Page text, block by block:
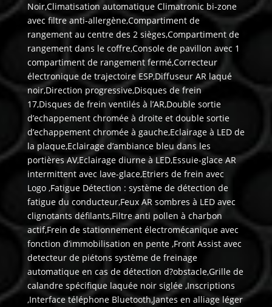
Noir,Climatisation automatique Climatronic bi-zone
avec filtre anti-allergène,Compartiment de
rangement au centre des 2 sièges,Compartiment de
rangement dans le coffre,Console de pavillon avec 1
compartiment de rangement fermé,Correcteur
électronique de trajectoire ESP,Diffuseur AR laqué
noir,Direction progressive,Disques de frein
17,Disques de frein ventilés à l’AR,Double sortie
d’echappement chromée à droite et double sortie
d’echappement chromée à gauche,Eclairage à LED de
la plaque,Eclairage d’ambiance bleu dans les
portières AV,Eclairage diurne à LED,Essuie-glace AR
intermittent avec lave-glace,Etriers de frein avec
Logo ,Fatigue Détection : système de détection de
fatigue du conducteur,Feux AR sombres à LED avec
clignotants défilants,Filtre anti pollen à charbon
actif,Frein de stationnement électromécanique avec
fonction d’immobilisation en pente ,Front Assist avec
detecteur de piétons système de freinage
automatique en cas de détection d?obstacle,Grille de
calandre spécifique laquée noir siglée ,Inscriptions
,Interface téléphone Bluetooth,Jantes en alliage léger